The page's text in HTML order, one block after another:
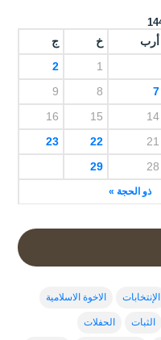
أرب خ ج
ذو الحجة »
1
2
7
8
9
14
15
16
21
22
23
28
29
الإنتخابات الاخوة الاسلامية
الثبات الحفلات